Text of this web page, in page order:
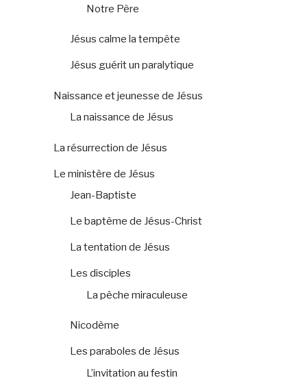
Notre Père
Jésus calme la tempête
Jésus guérit un paralytique
Naissance et jeunesse de Jésus
La naissance de Jésus
La résurrection de Jésus
Le ministère de Jésus
Jean-Baptiste
Le baptême de Jésus-Christ
La tentation de Jésus
Les disciples
La pêche miraculeuse
Nicodème
Les paraboles de Jésus
L’invitation au festin